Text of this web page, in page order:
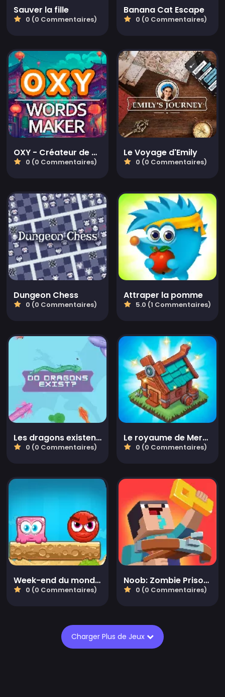
Sauver la fille
0 (0 Commentaires)
Banana Cat Escape
0 (0 Commentaires)
OXY - Créateur de mots
0 (0 Commentaires)
Le Voyage d'Emily
0 (0 Commentaires)
Dungeon Chess
0 (0 Commentaires)
Attraper la pomme
5.0 (1 Commentaires)
Les dragons existent-ils
0 (0 Commentaires)
Le royaume de Mergest
0 (0 Commentaires)
Week-end du monde mélangé
0 (0 Commentaires)
Noob: Zombie Prison Escape
0 (0 Commentaires)
Charger Plus de Jeux